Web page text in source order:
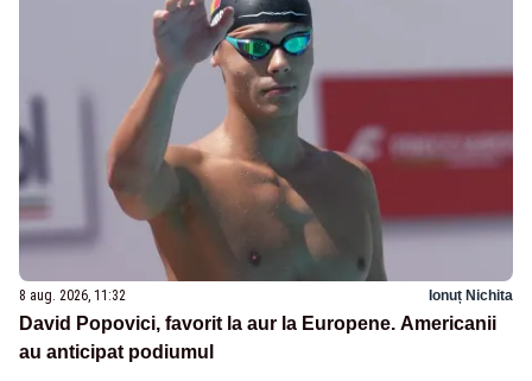
8 aug. 2026, 11:32 Ionuț Nichita
David Popovici, favorit la aur la Europene. Americanii
au anticipat podiumul